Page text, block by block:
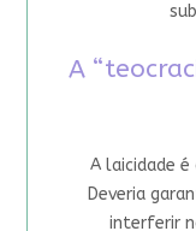
A
A laicidade é
Deveria
interferir